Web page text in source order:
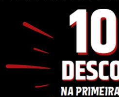
TOM ZÉ - DANÇ-ÊH-